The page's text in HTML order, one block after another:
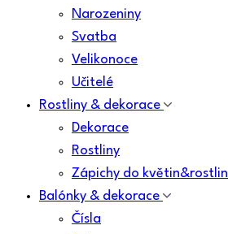
Narozeniny
Svatba
Velikonoce
Učitelé
Rostliny & dekorace
Dekorace
Rostliny
Zápichy do květin&rostlin
Balónky & dekorace
Čísla